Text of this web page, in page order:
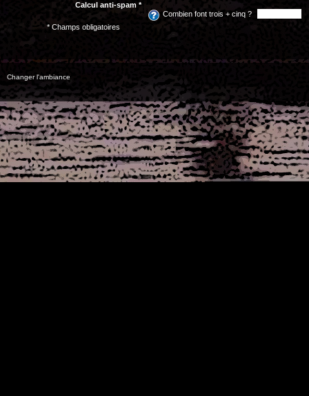
Calcul anti-spam *
Combien font trois + cinq ?
* Champs obligatoires
Changer l'ambiance